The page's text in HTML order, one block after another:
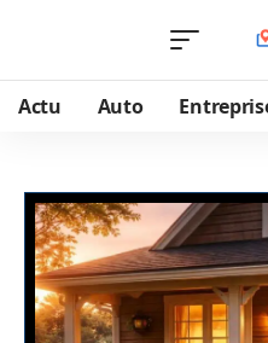
Actu Auto